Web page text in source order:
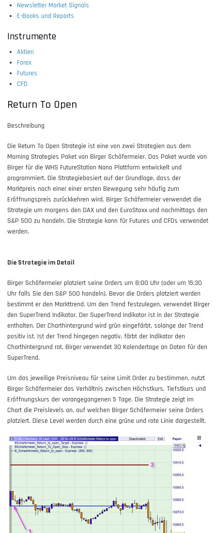
Newsletter Market Signals
E-Books und Reports
Instrumente
Aktien
Forex
Futures
CFD
Return To Open
Beschreibung
Die Return To Open Strategie ist eine von zwei Strategien aus dem
Morning Strategies Paket von Birger Schäfermeier. Das Paket wurde von
Birger für die WHS FutureStation Nano Plattform entwickelt und
programmiert. Die Strategiebasiert auf der Grundlage, dass der
Marktpreis nach einer einer ersten Bewegung sehr häufig zum
Eröffnungspreis zurückkehren wird. Birger Schäfermeier verwendet die
Strategie um morgens den DAX und den EuroStoxx und nachmittags den
S&P 500 zu handeln. Die Strategie kann für Futures und CFDs verwendet
werden.
Die Strategie im Detail
Birger Schäfermeier platziert seine Orders um 8:00 Uhr (oder um 15:30
Uhr falls Sie den S&P 500 handeln). Bevor die Orders platziert werden
bestimmt er den Markttrend. Um den Trend festzulegen, verwendet Birger
den SuperTrend Indikator. Der SuperTrend Indikator ist in der Strategie
enthalten. Der Charthintergrund wird grün eingefärbt, solange der Trend
positiv ist. Ist der Trend hingegen negativ, färbt der Indikator den
Charthintergrund rot. Birger verwendet 30 Kalendertage an Daten für den
SuperTrend.
Um das jeweilige Preisniveau für seine Limit Order zu bestimmen, nutzt
Birger Schäfermeier das Verhältnis zwischen Höchstkurs, Tiefstkurs und
Eröffnungskurs der vorangegangenen 5 Tage. Die Strategie zeigt im
Chart die Preislevels an, auf welchen Birger Schäfermeier seine Orders
platziert. Diese Level werden durch eine grüne und rote Linie dargestellt.